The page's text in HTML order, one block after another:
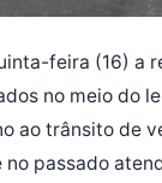
feira (16) a
no meio do
ao trânsito de
passado